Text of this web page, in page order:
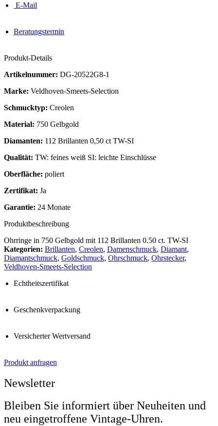
E-Mail
Beratungstermin
Produkt-Details
Artikelnummer: DG-20522G8-1
Marke: Veldhoven-Smeets-Selection
Schmucktyp: Creolen
Material: 750 Gelbgold
Diamanten: 112 Brillanten 0,50 ct TW-SI
Qualität: TW: feines weiß SI: leichte Einschlüsse
Oberfläche: poliert
Zertifikat: Ja
Garantie: 24 Monate
Produktbeschreibung
Ohrringe in 750 Gelbgold mit 112 Brillanten 0.50 ct. TW-SI
Kategorien: Brillanten, Creolen, Damenschmuck, Diamant,
Diamantschmuck, Goldschmuck, Ohrschmuck, Ohrstecker,
Veldhoven-Smeets-Selection
Echtheitszertifikat
Geschenkverpackung
Versicherter Wertversand
Produkt anfragen
Newsletter
Bleiben Sie informiert über Neuheiten und
neu eingetroffene Vintage-Uhren.